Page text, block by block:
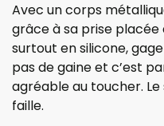
Avec un corps
grâce à sa prise placée
surtout en silicone,
pas de gaine et c’est
agréable au toucher.
faille.